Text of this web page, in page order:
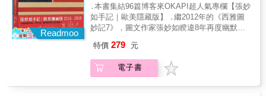
從大家的難題中找到一些共通點， 不論你現在
遇到哪一種相處上的難題， 都能在這個章節裡
找到一個答案。 先寫下一個你現在的心中關於
就像在打怪 「RingRing 今天是我們認識滿四年
的日子， 我把你跟我說過的話，都整理出來放
在記事本裡！」 這是一個粉絲特別私訊給
RingRing 的內容， 看到他傳來特別用app 紀錄
陷入人生的憂愁， 希望這本書可以給你不同的
思考， 再次勇敢的面對自己。 & 別忘了， 你
難過的時候有我在！ ───｜關於內容｜─── #
偶爾會想起 你曾經因為朋友的疏遠而感到不知
定嗎？ 又或者簡單的說，你曾經因為別人而苦
惱嗎？ 相信絕大部分的人答案都是肯定的！ 人
與人的相處是每個人都會遇到的難題， 不是毫
Readmoo
․本書集結96篇博客來OKAPI超人氣專欄【張妙
如手記｜歐美隱藏版】 ․繼2012年的《西雅圖
妙記7》，圖文作家張妙如睽違8年再度幽默出
文，呈現美國西雅圖及歐洲生活體驗的文化衝
突，既可長知識，又有滿滿的生活感細節和親
切的爆笑趣味 ․書末收錄張妙如特別撰寫「給
特價 279 元
電子書